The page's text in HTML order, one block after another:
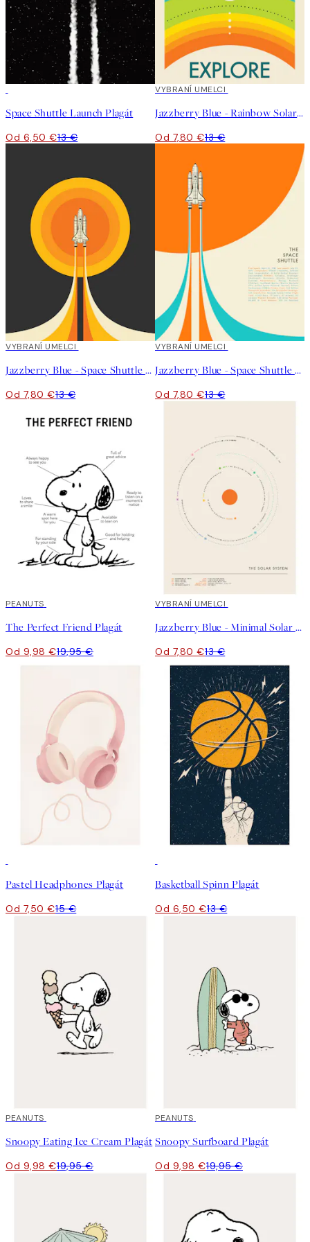
Space Shuttle Launch Plagát
Od 6,50 €13 €
40%*
VYBRANÍ UMELCI
Jazzberry Blue - Rainbow Solar System Plagát
Od 7,80 €13 €
40%*
VYBRANÍ UMELCI
Jazzberry Blue - Space Shuttle No2 Plagát
Od 7,80 €13 €
40%*
VYBRANÍ UMELCI
Jazzberry Blue - Space Shuttle No1 Plagát
Od 7,80 €13 €
50%*
PEANUTS
The Perfect Friend Plagát
Od 9,98 €19,95 €
40%*
VYBRANÍ UMELCI
Jazzberry Blue - Minimal Solar System Plagát
Od 7,80 €13 €
Pastel Headphones Plagát
Od 7,50 €15 €
Basketball Spinn Plagát
Od 6,50 €13 €
50%*
PEANUTS
Snoopy Eating Ice Cream Plagát
Od 9,98 €19,95 €
50%*
PEANUTS
Snoopy Surfboard Plagát
Od 9,98 €19,95 €